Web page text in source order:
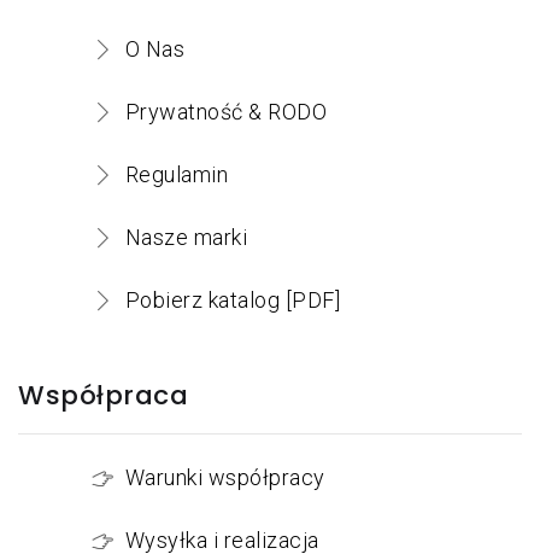
O Nas
Prywatność & RODO
Regulamin
Nasze marki
Pobierz katalog [PDF]
Współpraca
Warunki współpracy
Wysyłka i realizacja